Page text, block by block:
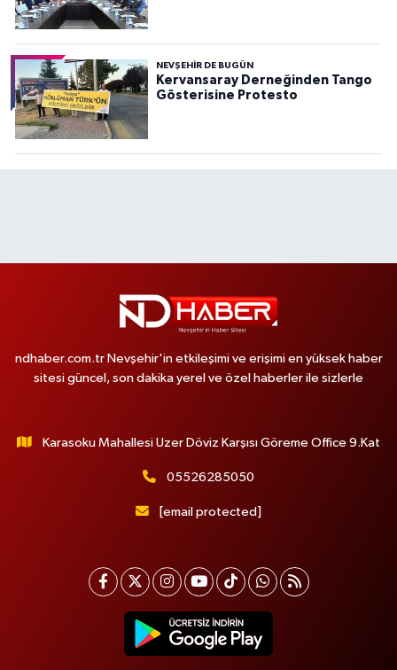
NEVŞEHIR DE BUGÜN
Kervansaray Derneğinden Tango
Gösterisine Protesto
ndhaber.com.tr Nevşehir'in etkileşimi ve erişimi en yüksek haber
sitesi güncel, son dakika yerel ve özel haberler ile sizlerle
Karasoku Mahallesi Uzer Döviz Karşısı Göreme Office 9.Kat
05526285050
[email protected]